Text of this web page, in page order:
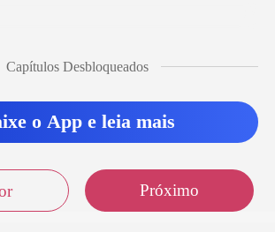
Capítulos Desbloqueados
o App e leia mais
Próximo